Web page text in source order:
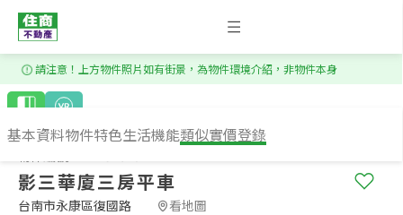
基本資料物件特色生活機能類似實價登錄
請注意！上方物件照片如有街景，為物件環境介紹，非物件本身
影三華廈三房平車
台南市永康區復國路​ 看地圖